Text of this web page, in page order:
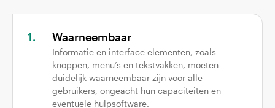
Waarneembaar
Informatie en interface elementen, zoals
knoppen, menu’s en tekstvakken, moeten
duidelijk waarneembaar zijn voor alle
gebruikers, ongeacht hun capaciteiten en
eventuele hulpsoftware.